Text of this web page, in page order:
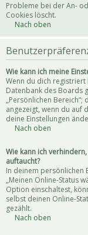
Probleme bei der An-
Cookies löscht.
Nach oben
Wie kann ich meine
Wenn du dich registriert
Datenbank des Boards
„Persönlichen
angezeigt, wenn du auf
deine Einstellungen
Nach oben
Wie kann ich
auftaucht?
In deinem persönlichen
„Meinen Online-Status
Option einschaltest,
selbst deinen Online-
gezählt.
Nach oben